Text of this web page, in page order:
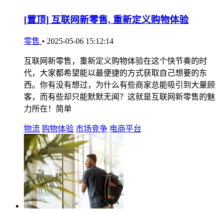
[置顶] 互联网新零售, 重新定义购物体验
零售 • 2025-05-06 15:12:14
互联网新零售，重新定义购物体验在这个快节奏的时
代，大家都希望能以最便捷的方式获取自己想要的东
西。你有没有想过，为什么有些商家总能吸引到大量顾
客，而有些却只能默默无闻？这就是互联网新零售的魅
力所在！简单
物流 购物体验 市场竞争 电商平台